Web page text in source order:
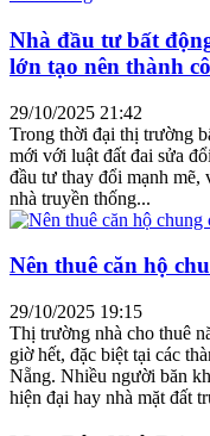
Nhà đầu tư bất
lớn tạo nên thành
29/10/2025 21:42
Trong thời đại thị trường
mới với luật đất đai sửa
đầu tư thay đổi mạnh mẽ,
nhà truyền thống...
Nên thuê căn hộ
29/10/2025 19:15
Thị trường nhà cho thuê
giờ hết, đặc biệt tại các
Nẵng. Nhiều người băn
hiện đại hay nhà mặt đất